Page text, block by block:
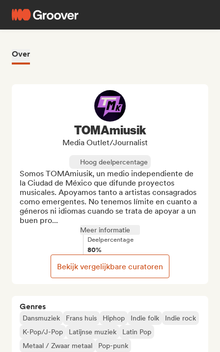
Over
Genres
Dansmuziek Frans huis Hiphop Indie folk
Indie rock
K-Pop/J-Pop
Latijnse muziek
Latin Pop
Metaal / Zwaar metaal
Pop-punk
TOMAmiusik
Media Outlet/Journalist
Hoog deelpercentage
Somos TOMAmiusik, un medio independiente de
la Ciudad de México que difunde proyectos
musicales. Apoyamos tanto a artistas consagrados
como emergentes. No tenemos límite en cuanto a
géneros ni idiomas cuando se trata de apoyar a un
buen pro...
Meer informatie
Deelpercentage
80%
Bekijk vergelijkbare curatoren